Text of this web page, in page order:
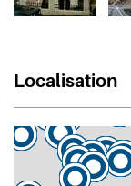
Localisation